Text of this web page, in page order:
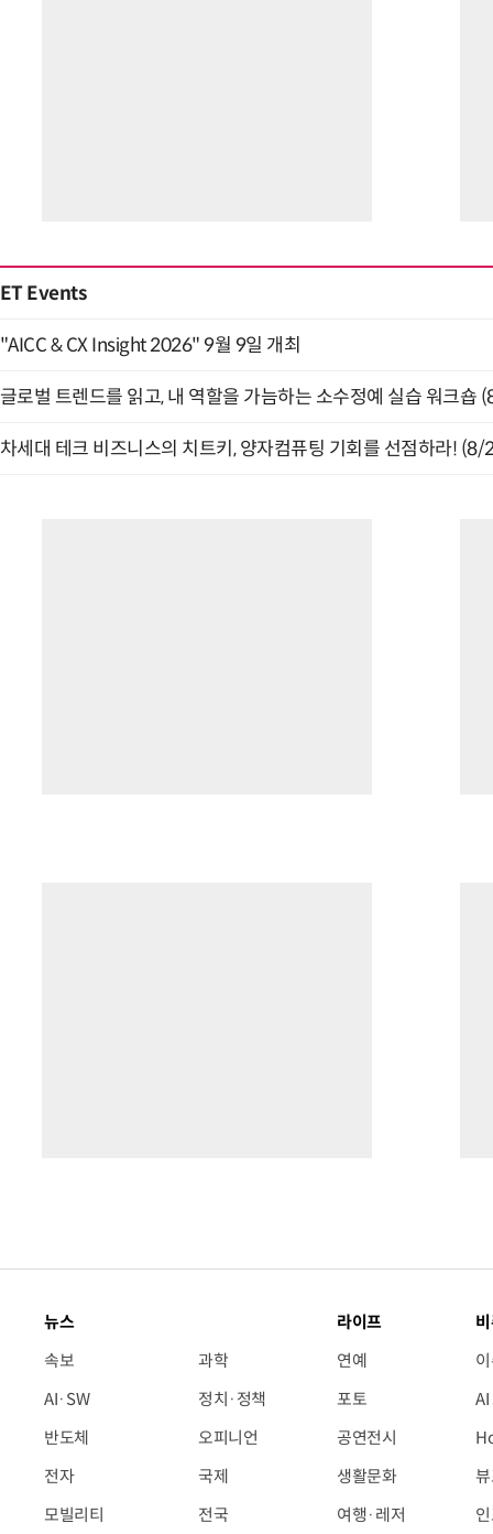
ET Events
"AICC & CX Insight 2026" 9월 9일 개최
글로벌 트렌드를 읽고, 내 역할을 가늠하는 소수정예 실습 워크숍
차세대 테크 비즈니스의 치트키, 양자컴퓨팅 기회를 선점하라! (8/
뉴스
속보
AI·SW
반도체
전자
모빌리티
과학
정치·정책
오피니언
국제
전국
라이프
연예
포토
공연전시
생활문화
여행·레저